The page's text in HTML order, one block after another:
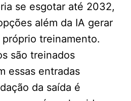
se esgotar até 2032,
além da IA ​​gerar
treinamento.
são treinados
essas entradas
da saída é